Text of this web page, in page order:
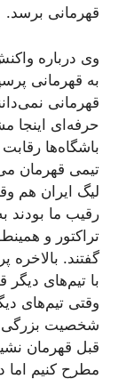
قهرمانی برسد.
وی درباره
به قهرمانی
قهرمانی
حرفه‌ای اینجا
باشگاه‌ها
تیمی قهرمان
لیگ ایران هم
رقیب ما بودند
تراکتور و
گفتند.
با تیم‌های
وقتی تیم‌های
شخصیت بزرگی
قبل قهرمان
مطرح کنیم